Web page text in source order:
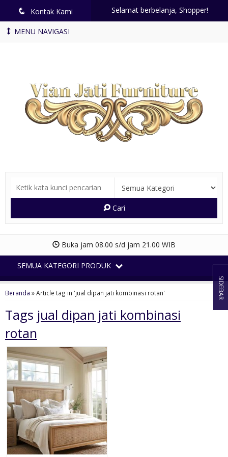
q Kontak Kami Selamat berbelanja, Shopper!
MENU NAVIGASI
Cari
Buka jam 08.00 s/d jam 21.00 WIB
SEMUA KATEGORI PRODUK
Beranda »Article tag in 'jual dipan jati kombinasi rotan'
Tags jual dipan jati kombinasi
rotan
SIDEBAR